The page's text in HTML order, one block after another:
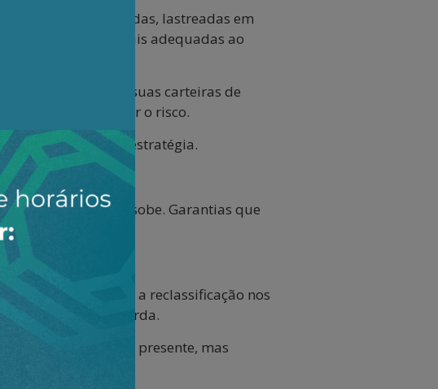
estruturadas, lastreadas em
mais líquidas, mais adequadas ao
que retraíram suas carteiras de
dispostas a assumir o risco.
fragilidade dessa estratégia.
A inadimplência sobe. Garantias que
Em seguida, a reclassificação nos
efetivo da perda.
relaxa a tensão no presente, mas